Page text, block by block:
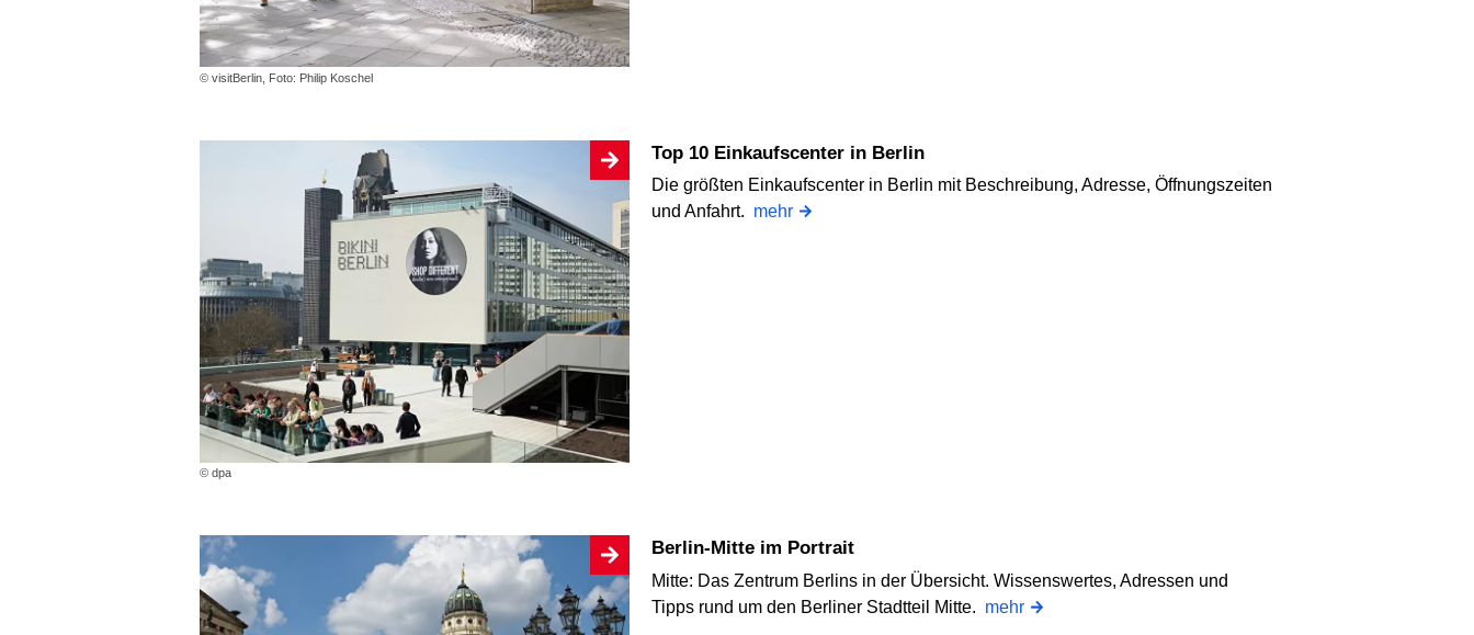
© visitBerlin, Foto: Philip Koschel
© dpa
Top 10 Einkaufscenter in Berlin
Die größten Einkaufscenter in Berlin mit Beschreibung, Adresse, Öffnungszeiten
und Anfahrt. mehr
Berlin-Mitte im Portrait
Mitte: Das Zentrum Berlins in der Übersicht. Wissenswertes, Adressen und
Tipps rund um den Berliner Stadtteil Mitte. mehr